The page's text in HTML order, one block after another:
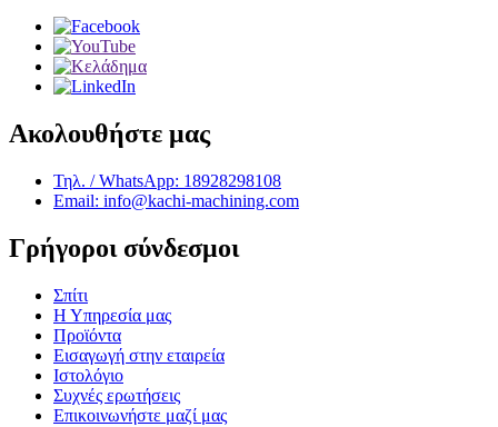
Ακολουθήστε μας
Τηλ. / WhatsApp: 18928298108
Email: info@kachi-machining.com
Γρήγοροι σύνδεσμοι
Σπίτι
Η Υπηρεσία μας
Προϊόντα
Εισαγωγή στην εταιρεία
Ιστολόγιο
Συχνές ερωτήσεις
Επικοινωνήστε μαζί μας